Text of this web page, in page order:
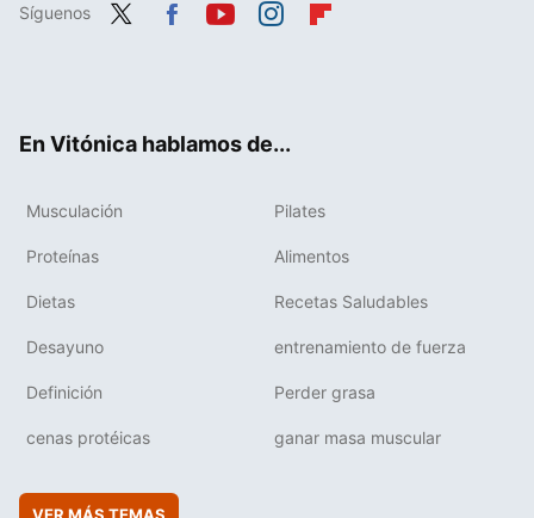
Síguenos
En Vitónica hablamos de...
Musculación Pilates
Proteínas Alimentos
Dietas Recetas Saludables
Desayuno entrenamiento de fuerza
Definición Perder grasa
cenas protéicas ganar masa muscular
VER MÁS TEMAS